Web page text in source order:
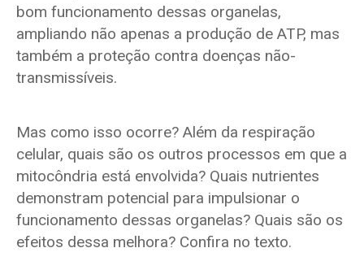
bom funcionamento dessas organelas,
ampliando não apenas a produção de ATP, mas
também a proteção contra doenças não-
transmissíveis.
Mas como isso ocorre? Além da respiração
celular, quais são os outros processos em que a
mitocôndria está envolvida? Quais nutrientes
demonstram potencial para impulsionar o
funcionamento dessas organelas? Quais são os
efeitos dessa melhora? Confira no texto.